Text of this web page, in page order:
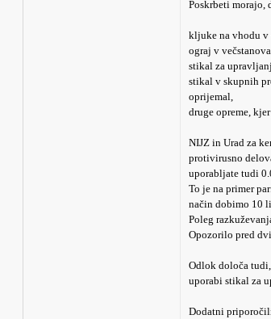
Poskrbeti morajo,
kljuke na vhodu v
ograj v
stikal za
stikal v skupnih
oprijemal,
druge opreme,
NIJZ in Urad za
protivirusno
uporabljate tudi
To je na primer
način dobimo 10
Poleg
Opozorilo pred
Odlok določa
uporabi stikal za
Dodatni